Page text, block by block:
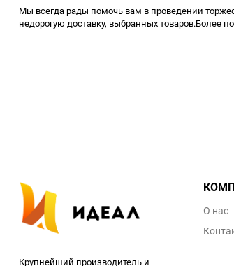
Мы всегда рады помочь вам в проведении
недорогую доставку, выбранных товаров.Более
Крупнейший производитель и
О нас